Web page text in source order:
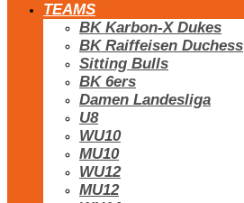
TEAMS
BK Karbon-X Dukes
BK Raiffeisen Duchess
Sitting Bulls
BK 6ers
Damen Landesliga
U8
WU10
MU10
WU12
MU12